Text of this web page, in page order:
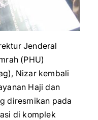
Jenderal
(PHU)
Nizar kembali
Haji dan
diresmikan pada
di komplek